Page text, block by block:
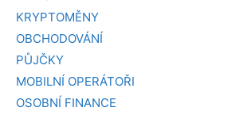
KRYPTOMĚNY
OBCHODOVÁNÍ
PŮJČKY
MOBILNÍ OPERÁTOŘI
OSOBNÍ FINANCE